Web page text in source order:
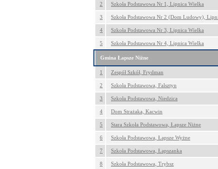
2 Szkoła Podstawowa Nr 1, Lipnica Wielka
3 Szkoła Podstawowa Nr 2 (Dom Ludowy),
4 Szkoła Podstawowa Nr 3, Lipnica Wielka
5 Szkoła Podstawowa Nr 4, Lipnica Wielka
Gmina Łapsze Niżne
1 Zespół Szkół, Frydman
2 Szkoła Podstawowa, Falsztyn
3 Szkoła Podstawowa, Niedzica
4 Dom Strażaka, Kacwin
5 Stara Szkoła Podstawowa, Łapsze Niżne
6 Szkoła Podstawowa, Łapsze Wyżne
7 Szkoła Podstawowa, Łapszanka
8 Szkoła Podstawowa, Trybsz